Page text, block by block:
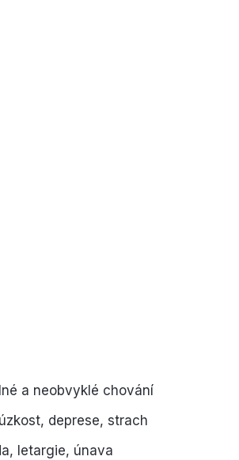
a neobvyklé chování
deprese, strach
letargie, únava